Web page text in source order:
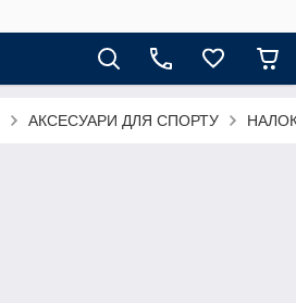
АКСЕСУАРИ ДЛЯ СПОРТУ